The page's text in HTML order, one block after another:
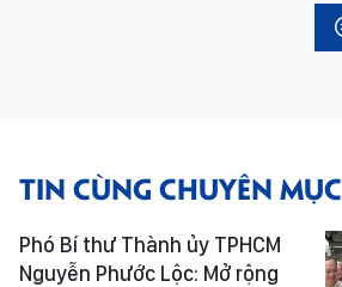
TIN CÙNG CHUYÊN MỤC
Phó Bí thư Thành ủy TPHCM
Nguyễn Phước Lộc: Mở rộng